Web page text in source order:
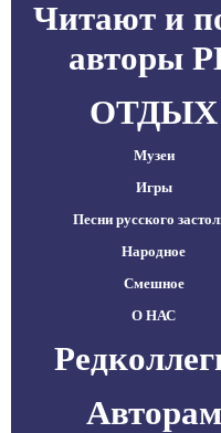
Читают и
авторы
ОТДЫХ
Музеи
Игры
Песни русского
Народное
Смешное
О НАС
Авторам